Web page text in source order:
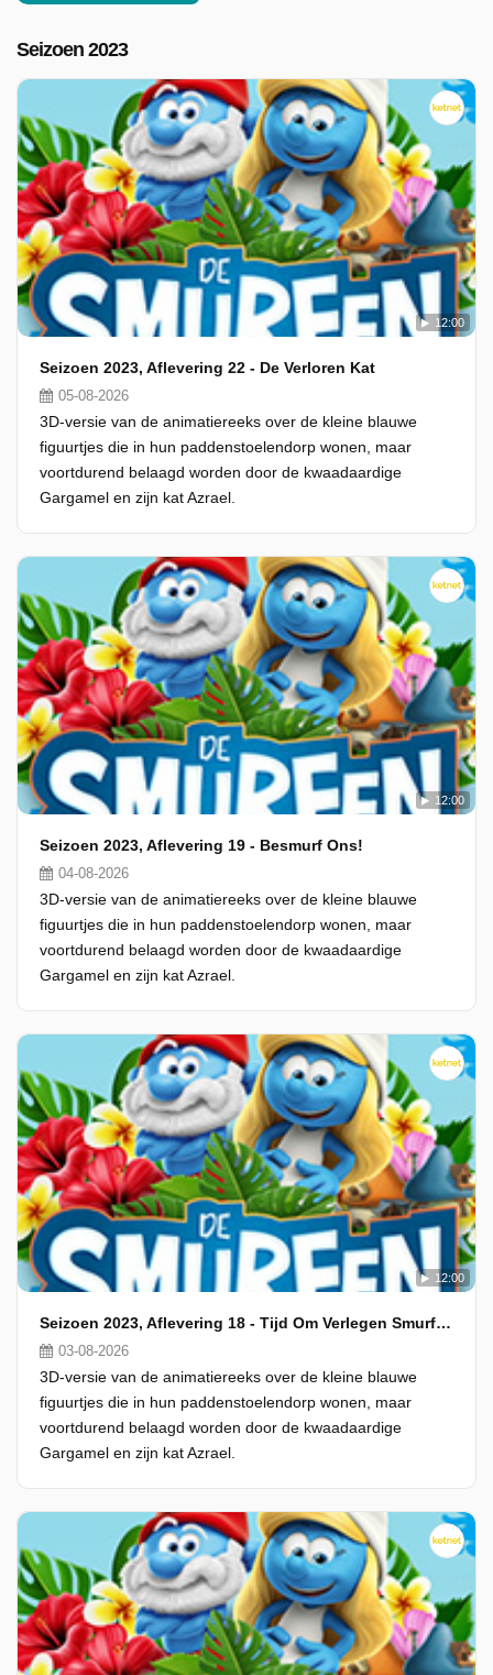
Seizoen 2023
12:00
Seizoen 2023, Aflevering 22 - De Verloren Kat
05-08-2026
3D-versie van de animatiereeks over de kleine blauwe
figuurtjes die in hun paddenstoelendorp wonen, maar
voortdurend belaagd worden door de kwaadaardige
Gargamel en zijn kat Azrael.
12:00
Seizoen 2023, Aflevering 19 - Besmurf Ons!
04-08-2026
3D-versie van de animatiereeks over de kleine blauwe
figuurtjes die in hun paddenstoelendorp wonen, maar
voortdurend belaagd worden door de kwaadaardige
Gargamel en zijn kat Azrael.
12:00
Seizoen 2023, Aflevering 18 - Tijd Om Verlegen Smurf Te Genezen!
03-08-2026
3D-versie van de animatiereeks over de kleine blauwe
figuurtjes die in hun paddenstoelendorp wonen, maar
voortdurend belaagd worden door de kwaadaardige
Gargamel en zijn kat Azrael.